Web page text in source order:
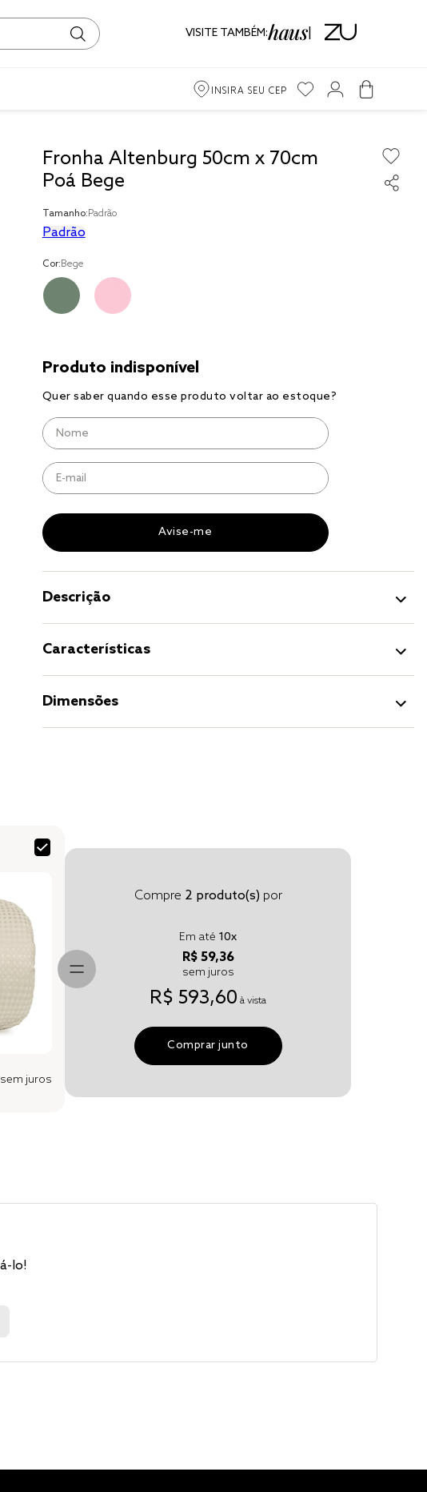
VISITE TAMBÉM:
INSIRA SEU CEP
Fronha Altenburg 50cm x 70cm
Poá Bege
Tamanho:Padrão
Padrão
Cor:Bege
Descrição
Características
Dimensões
sem juros
Compre 2 produto(s)por
Em até 10x
R$ 59,36
sem juros
R$ 593,60 à vista
Comprar junto
lo!
edredom
travesseiro
solteiro
cobre leito
jogo cama